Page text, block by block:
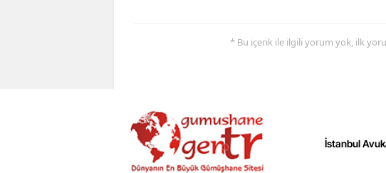
* Bu içerik ile ilgili yorum yok, ilk
İstanbul